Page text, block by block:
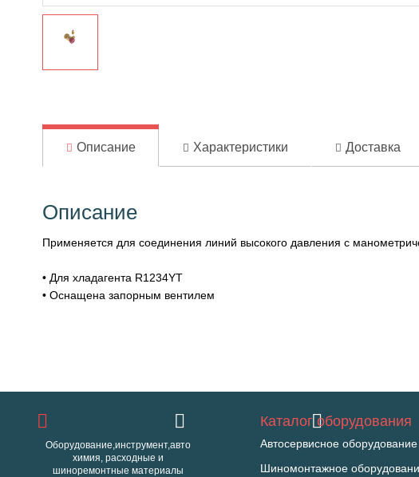
Описание Характеристики Доставка
Описание
Применяется для соединения линий высокого давления с
• Для хладагента R1234YT
• Оснащена запорным вентилем
Оборудование,инструмент,авто
химия, расходные и
шиноремонтные материалы
Каталог оборудования
Автосервисное оборудование
Шиномонтажное